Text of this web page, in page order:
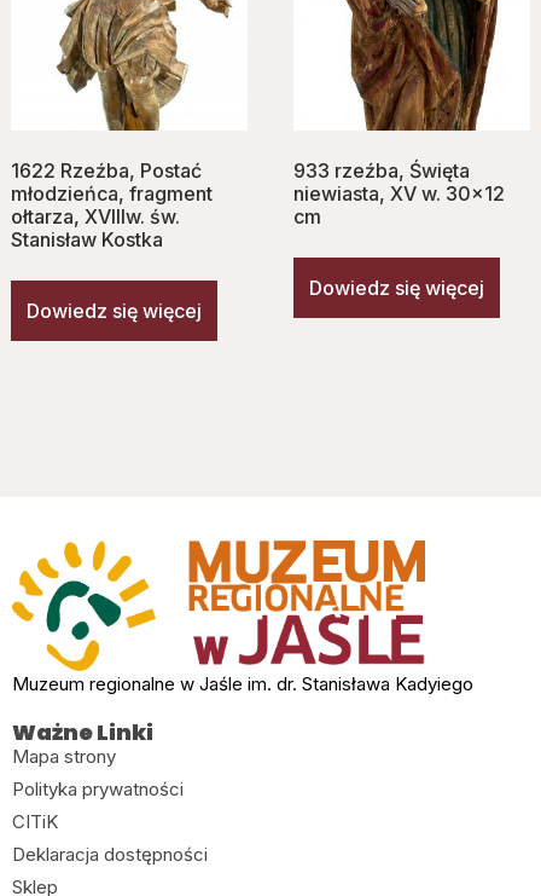
1622 Rzeźba, Postać
młodzieńca, fragment
ołtarza, XVIIIw. św.
Stanisław Kostka
Dowiedz się więcej
933 rzeźba, Ś‌więta
niewiasta, XV w. 30×12
cm
Dowiedz się więcej
Muzeum regionalne w Jaśle im. dr. Stanisława Kadyiego
Ważne Linki
Mapa strony
Polityka prywatności
CITiK
Deklaracja dostępności
Sklep